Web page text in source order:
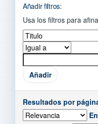
Añadir filtros:
Usa los filtros para
Resultados por